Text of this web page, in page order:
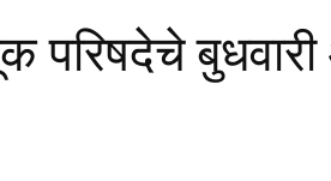
परिषदेचे